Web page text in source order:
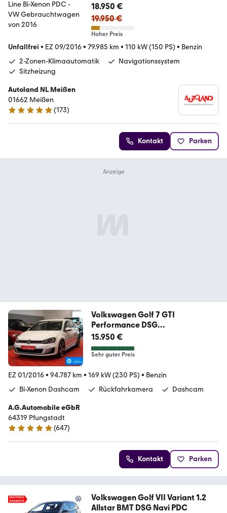
18.950 €
19.950 €
Hoher Preis
Unfallfrei • EZ 09/2016• 79.985 km • 110 kW (150 PS) • Benzin
2-Zonen-Klimaautomatik
Navigationssystem
Sitzheizung
Autoland NL Meißen
01662 Meißen
4.8 Sterne
(173)
Kontakt Parken
Volkswagen Golf 7 GTI
Performance DSG
2.Hand*Unfallfrei*RFK
15.950 €
Sehr guter Preis
EZ 01/2016• 94.787 km • 169 kW (230 PS) • Benzin
Bi-Xenon Dashcam
Rückfahrkamera Dashcam
A.G.Automobile eGbR
64319 Pfungstadt
4.9 Sterne
(647)
Kontakt Parken
Volkswagen Golf VII Variant 1.2
Allstar BMT DSG Navi PDC